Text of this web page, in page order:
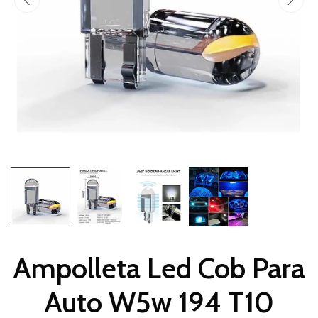
Ampolleta Led Cob Para
Auto W5w 194 T10